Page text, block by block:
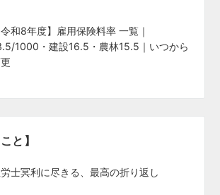
令和8年度】雇用保険料率 一覧｜
1000・建設16.5・農林15.5｜いつから
と】
士冥利に尽きる、最高の折り返し